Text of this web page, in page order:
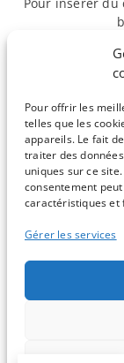
Pour offrir les
telles que les
appareils. Le fait
traiter des
uniques sur ce
consentement
caractéristiques et
Gérer les services
Les
programmation
Sauf mention
Vous